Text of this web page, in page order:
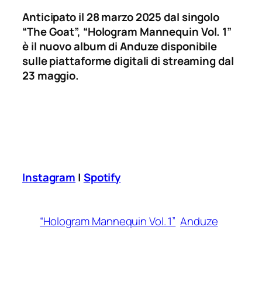
Anticipato il 28 marzo 2025 dal singolo
“The Goat”, “Hologram Mannequin Vol. 1”
è il nuovo album di Anduze disponibile
sulle piattaforme digitali di streaming dal
23 maggio.
Instagram | Spotify
“Hologram Mannequin Vol. 1” Anduze